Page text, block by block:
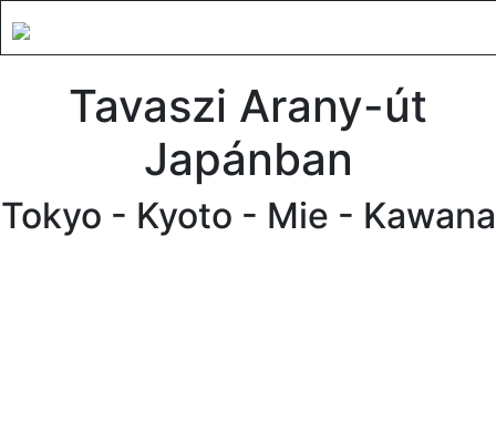
Tavaszi Arany-út
Japánban
Tokyo - Kyoto - Mie - Kawana